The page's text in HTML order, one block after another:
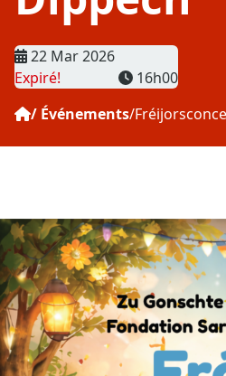
Date
22 Mar 2026
Expiré!
Heure
16h00
Événements